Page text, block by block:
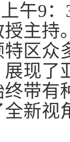
上午9：
授主持
特区众
展现了
终带有
全新视